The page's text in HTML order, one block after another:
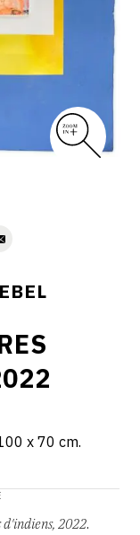
x 70 cm.
d'indiens, 2022.